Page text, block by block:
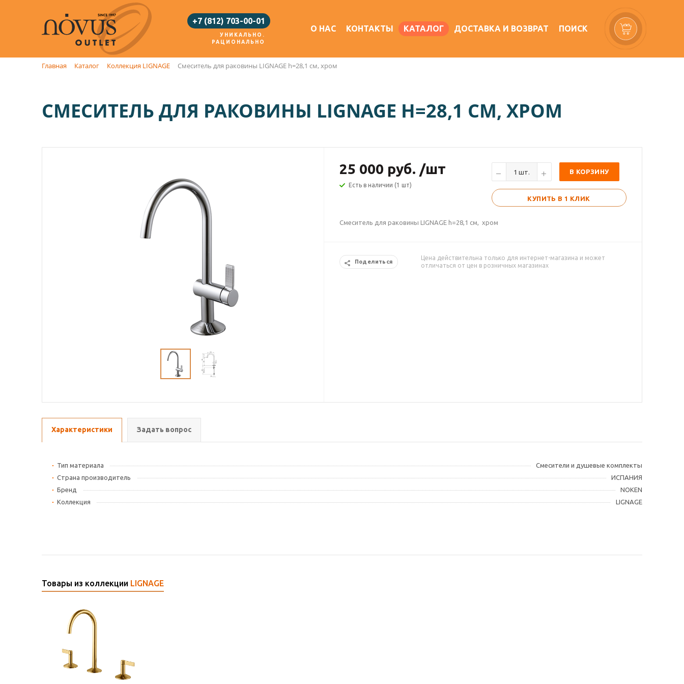
+7 (812) 703-00-01
УНИКАЛЬНО.
РАЦИОНАЛЬНО
О НАС КОНТАКТЫ КАТАЛОГ ДОСТАВКА И ВОЗВРАТ ПОИСК
Главная Каталог Коллекция LIGNAGE Смеситель для раковины LIGNAGE h=28,1 см, хром
СМЕСИТЕЛЬ ДЛЯ РАКОВИНЫ LIGNAGE H=28,1 СМ, ХРОМ
25 000 руб. /шт
Есть в наличии (1 шт)
В КОРЗИНУ
КУПИТЬ В 1 КЛИК
Смеситель для раковины LIGNAGE h=28,1 см, хром
Поделиться
Цена действительна только для интернет-магазина и может
отличаться от цен в розничных магазинах
Характеристики Задать вопрос
Тип материала
Смесители и душевые комплекты
Страна производитель
ИСПАНИЯ
Бренд
NOKEN
Коллекция
LIGNAGE
Товары из коллекции LIGNAGE